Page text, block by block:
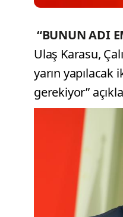
“BUNUN ADI
Ulaş Karasu,
yarın yapılacak
gerekiyor”